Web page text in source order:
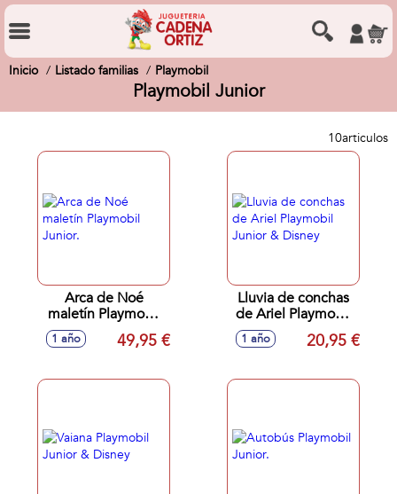
Inicio Listado familias Playmobil
Playmobil Junior
10articulos
Arca de Noé
maletín Playmobil
Junior.
1 año 49,95 €
Lluvia de conchas
de Ariel Playmobil
Junior & Disney
1 año 20,95 €